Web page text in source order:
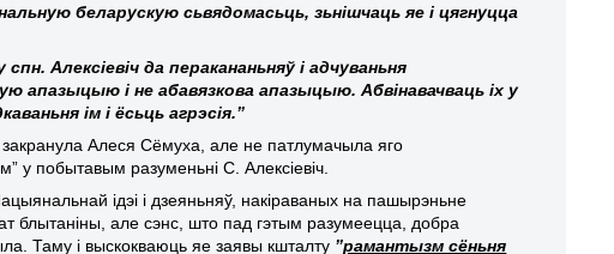
беларускую сьвядомасьць, зьнішчаць яе і цягнуцца
спн. Алексіевіч да перакананьняў і адчуваньня
апазыцыю і не абавязкова апазыцыю. Абвінавачваць іх у
ім і ёсьць агрэсія.”
закранула Алеся Сёмуха, але не патлумачыла яго
у побытавым разуменьні С. Алексіевіч.
ідэі і дзеяньняў, накіраваных на пашырэньне
блытаніны, але сэнс, што пад гэтым разумеецца, добра
Таму і выскокваюць яе заявы кшталту ”рамантызм сёньня